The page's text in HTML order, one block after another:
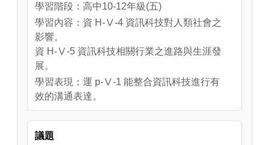
學習階段：高中10-12年級(五)
學習內容：資 H-Ⅴ-4 資訊科技對人類社會之
影響。
資 H-Ⅴ-5 資訊科技相關行業之進路與生涯發
展。
學習表現：運 p-Ⅴ-1 能整合資訊科技進行有
效的溝通表達。
※設 k-Ⅴ-2 能了解科技產業現況及新興科技
※設 s-Ⅴ-2 能針對實作需求，有效活用材
議題